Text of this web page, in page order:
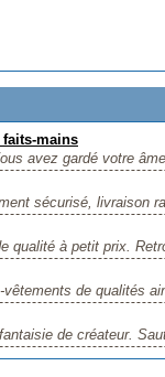
mains
avez gardé votre
sécurisé, livraison
qualité à petit prix.
de qualités
de créateur.